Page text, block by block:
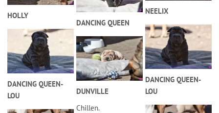
HOLLY
DANCING QUEEN-
LOU
DANCING QUEEN
DUNVILLE
Chillen.
NEELIX
DANCING QUEEN-
LOU